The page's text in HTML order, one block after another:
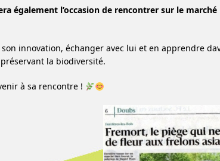
également l’occasion de rencontrer sur le
son innovation, échanger avec lui et en apprendre
la biodiversité.
à sa rencontre !